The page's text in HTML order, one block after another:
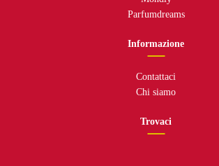
Parfumdreams
Informazione
Contattaci
Chi siamo
Trovaci